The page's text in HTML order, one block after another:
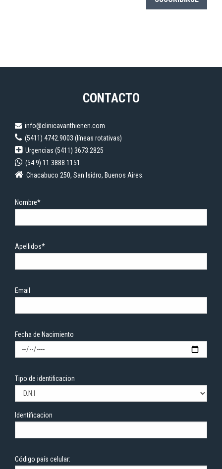
CONTACTO
info@clinicavanthienen.com
(5411) 4742.9003 (líneas rotativas)
Urgencias (5411) 3673.2825
(54 9) 11.3888.1151
Chacabuco 250, San Isidro, Buenos Aires.
Nombre*
Apellidos*
Email
Fecha de Nacimiento
Tipo de identificacion
Identificacion
Código país celular: